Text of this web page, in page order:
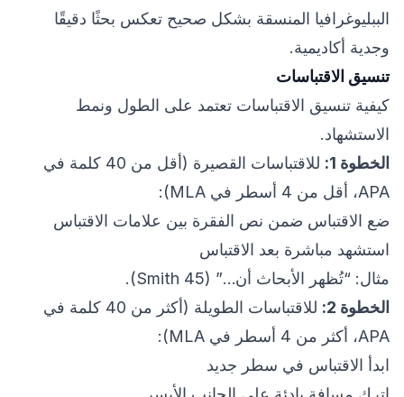
الببليوغرافيا المنسقة بشكل صحيح تعكس بحثًا دقيقًا
وجدية أكاديمية.
تنسيق الاقتباسات
كيفية تنسيق الاقتباسات تعتمد على الطول ونمط
الاستشهاد.
الخطوة 1:
للاقتباسات القصيرة (أقل من 40 كلمة في
APA، أقل من 4 أسطر في MLA):
ضع الاقتباس ضمن نص الفقرة بين علامات الاقتباس
استشهد مباشرة بعد الاقتباس
مثال: “تُظهر الأبحاث أن…” (Smith 45).
الخطوة 2:
للاقتباسات الطويلة (أكثر من 40 كلمة في
APA، أكثر من 4 أسطر في MLA):
ابدأ الاقتباس في سطر جديد